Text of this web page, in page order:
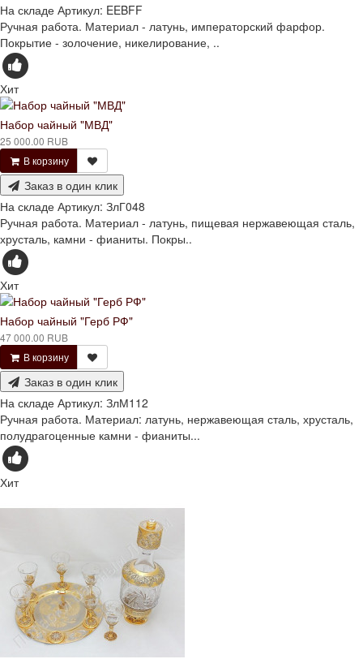
На складе Артикул: EEBFF
Ручная работа. Материал - латунь, императорский фарфор.
Покрытие - золочение, никелирование, ..
Хит
Набор чайный "МВД"
25 000.00 RUB
В корзину
Заказ в один клик
На складе Артикул: ЗлГ048
Ручная работа. Материал - латунь, пищевая нержавеющая сталь,
хрусталь, камни - фианиты. Покры..
Хит
Набор чайный "Герб РФ"
47 000.00 RUB
В корзину
Заказ в один клик
На складе Артикул: ЗлМ112
Ручная работа. Материал: латунь, нержавеющая сталь, хрусталь,
полудрагоценные камни - фианиты...
Хит